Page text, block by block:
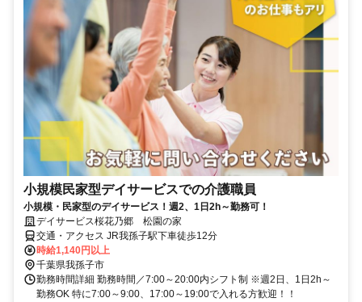
小規模民家型デイサービスでの介護職員
小規模・民家型のデイサービス！週2、1日2h～勤務可！
デイサービス桜花乃郷 松園の家
交通・アクセス JR我孫子駅下車徒歩12分
時給1,140円以上
千葉県我孫子市
勤務時間詳細 勤務時間／7:00～20:00内シフト制 ※週2日、1日2h～
勤務OK 特に7:00～9:00、17:00～19:00で入れる方歓迎！！